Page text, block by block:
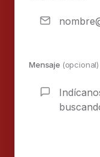
Mensaje (opcional)